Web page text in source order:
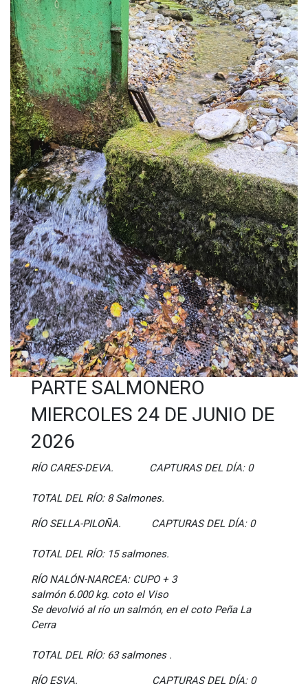
PARTE SALMONERO
MIERCOLES 24 DE JUNIO DE
2026
RÍO CARES-DEVA. CAPTURAS DEL DÍA: 0
TOTAL DEL RÍO: 8 Salmones.
RÍO SELLA-PILOÑA. CAPTURAS DEL DÍA: 0
TOTAL DEL RÍO: 15 salmones.
RÍO NALÓN-NARCEA: CUPO + 3
salmón 6.000 kg. coto el Viso
Se devolvió al río un salmón, en el coto Peña La
Cerra
TOTAL DEL RÍO: 63 salmones .
RÍO ESVA. CAPTURAS DEL DÍA: 0